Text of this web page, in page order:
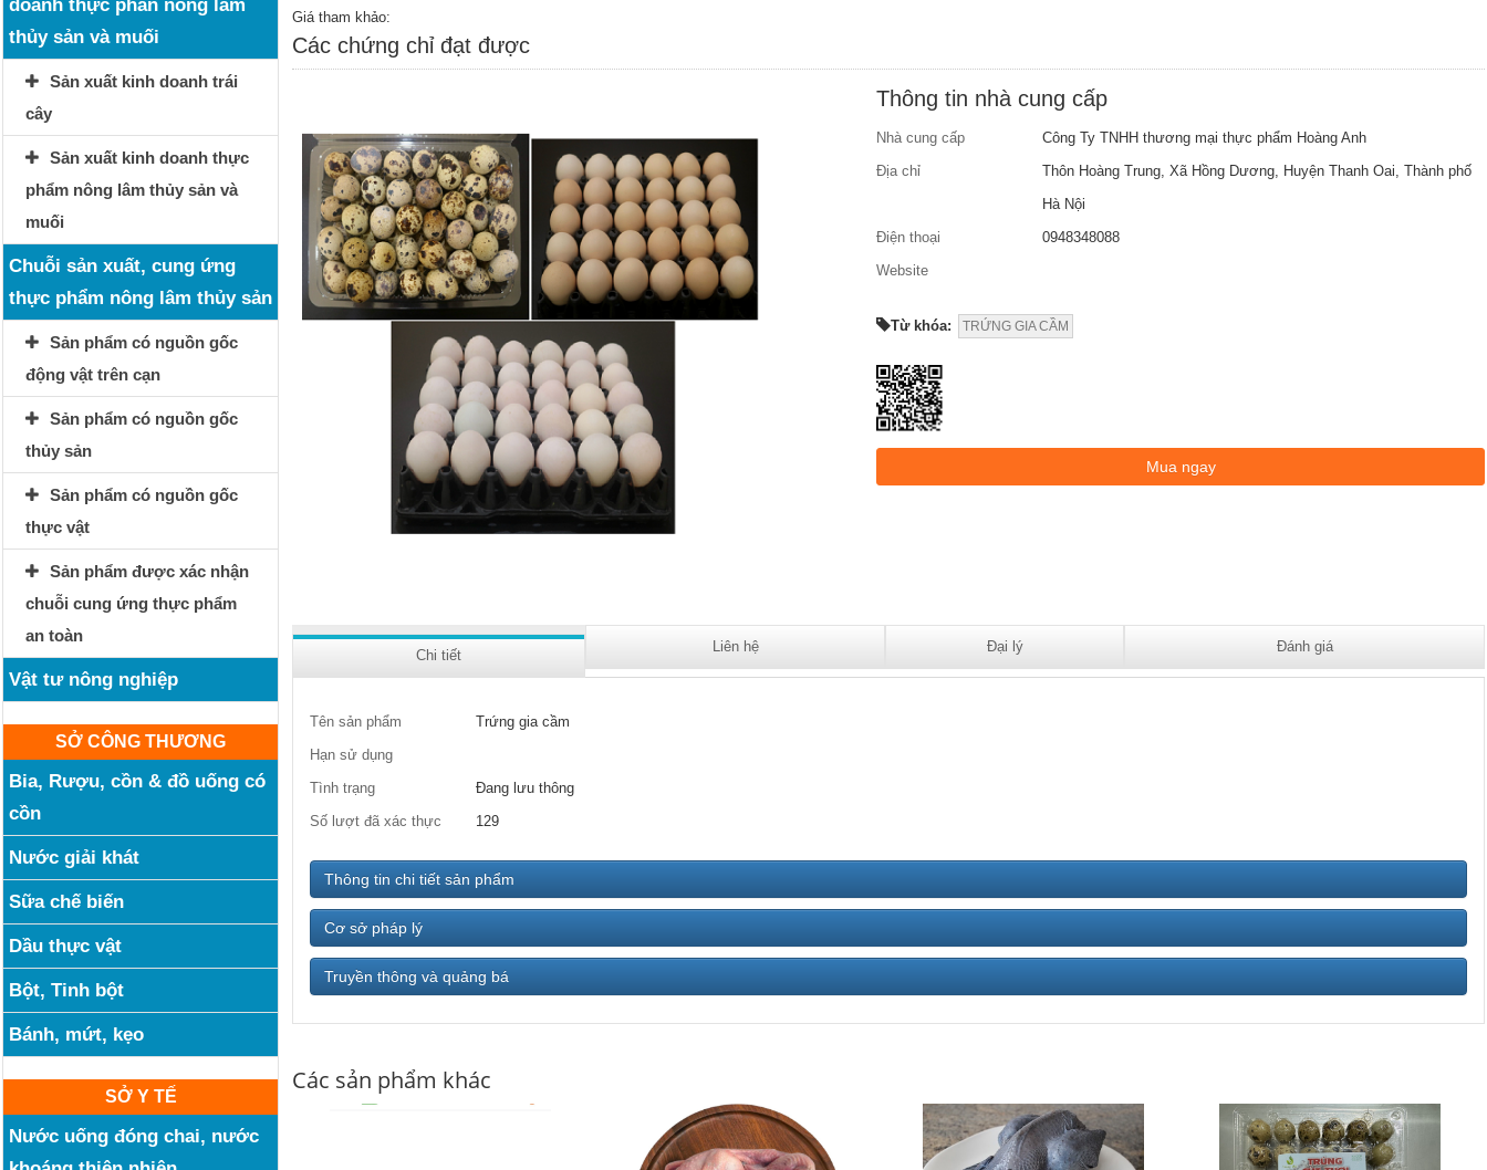
doanh thực phẩn nông lâm
thủy sản và muối
Sản xuất kinh doanh trái
cây
Sản xuất kinh doanh thực
phẩm nông lâm thủy sản và
muối
Chuỗi sản xuất, cung ứng
thực phẩm nông lâm thủy sản
Sản phẩm có nguồn gốc
động vật trên cạn
Sản phẩm có nguồn gốc
thủy sản
Sản phẩm có nguồn gốc
thực vật
Sản phẩm được xác nhận
chuỗi cung ứng thực phẩm
an toàn
Vật tư nông nghiệp
SỞ CÔNG THƯƠNG
Bia, Rượu, cồn & đồ uống có
cồn
Nước giải khát
Sữa chế biến
Dầu thực vật
Bột, Tinh bột
Bánh, mứt, kẹo
SỞ Y TẾ
Nước uống đóng chai, nước
Giá tham khảo:
Các chứng chỉ đạt được
Thông tin nhà cung cấp
Nhà cung cấp
Công Ty TNHH thương mại thực phẩm Hoàng Anh
Địa chỉ
Thôn Hoàng Trung, Xã Hồng Dương, Huyện Thanh Oai, Thành phố
Hà Nội
Điện thoại
0948348088
Website
Từ khóa: TRỨNG GIA CẦM
Chi tiết
Liên hệ Đại lý Đánh giá
Tên sản phẩm
Trứng gia cầm
Hạn sử dụng
Tình trạng
Đang lưu thông
Số lượt đã xác thực
129
Thông tin chi tiết sản phẩm
Cơ sở pháp lý
Truyền thông và quảng bá
Các sản phẩm khác